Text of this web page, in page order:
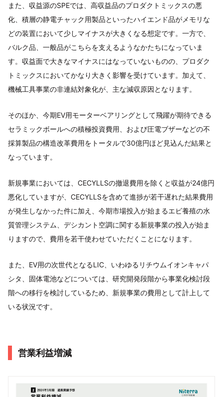
また、収益源のSPEでは、高収益品のプロダクトミックスの悪
化、積層の静電チャック用製品といったハイエンド品がメモリな
どの装置において少しマイナスが大きくなる想定です。一方で、
バルク品、一般品がこちらを支えるようなかたちになっていま
す。収益面で大きなマイナスにはなっていないものの、プロダク
トミックスにおいてかなり大きく影響を受けています。加えて、
機械工具事業の非連結対象化が、主な減収原因となります。
そのほか、今期EV用モーターベアリングとして飛躍が期待できる
セラミックボールへの積極投資費用、および圧電ブザーなどの不
採算製品の構造改革費用をトータルで30億円ほど見込んだ結果と
なっています。
新規事業においては、CECYLLSの撤退費用を除くと収益が24億円
悪化していますが、CECYLLSを含めて進捗が若干遅れた結果費用
が発生しなかった件に加え、今期市場投入が始まるエビ養殖の水
質管理システム、デシカント空調に関する新規事業の投入が始ま
りますので、費用を若干使わせていただくことになります。
また、EV用の次世代となるLIC、いわゆるリチウムイオンキャパ
シタ、固体電池などについては、研究開発段階から事業化検討段
階への移行を検討しているため、新規事業の費用として計上して
いる状況です。
営業利益増減